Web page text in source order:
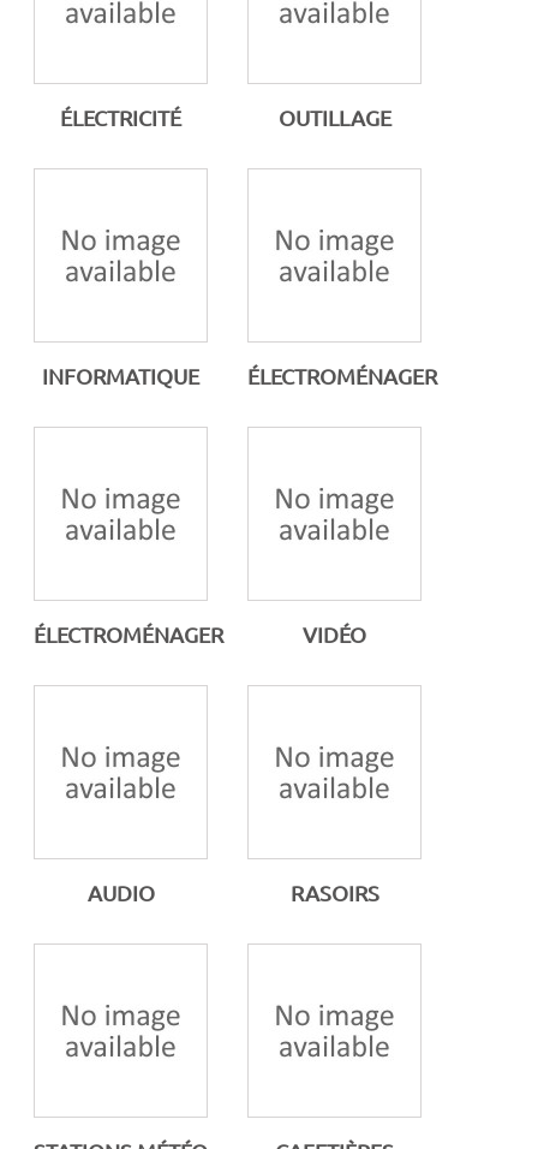
ÉLECTRICITÉ OUTILLAGE
INFORMATIQUE ÉLECTROMÉNAGER
ÉLECTROMÉNAGER VIDÉO
AUDIO RASOIRS